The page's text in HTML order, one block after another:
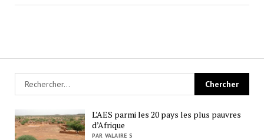
L’AES parmi les 20 pays les plus pauvres
d’Afrique
PAR VALAIRE S